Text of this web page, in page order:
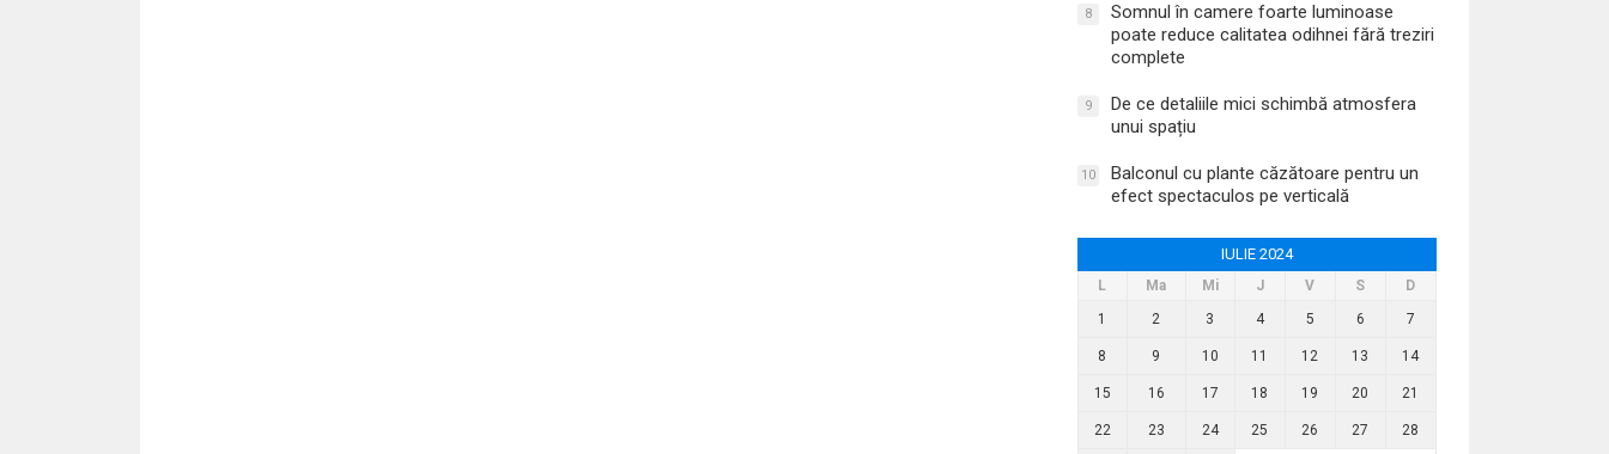
8
Somnul în camere foarte luminoase
poate reduce calitatea odihnei fără treziri
complete
9
De ce detaliile mici schimbă atmosfera
unui spațiu
10
Balconul cu plante căzătoare pentru un
efect spectaculos pe verticală
IULIE 2024
L Ma Mi J V S
D
1
2 3 4 5 6 7
8 9 10 11 12 13 14
15 16 17 18 19 20 21
22 23 24 25 26 27 28